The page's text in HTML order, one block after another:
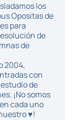
los
Opositas de
para
de
de
2004,
con
de
¡No somos
cada uno
♥!